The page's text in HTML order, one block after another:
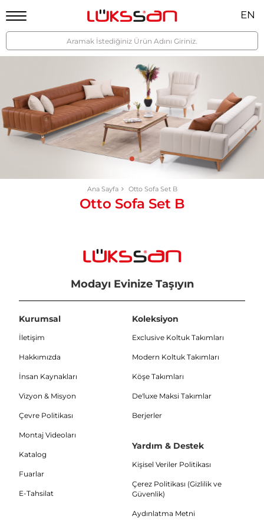
EN
Ana Sayfa Otto Sofa Set B
Otto Sofa Set B
Modayı Evinize Taşıyın
Kurumsal
İletişim
Hakkımızda
İnsan Kaynakları
Vizyon & Misyon
Çevre Politikası
Montaj Videoları
Katalog
Fuarlar
E-Tahsilat
Koleksiyon
Exclusive Koltuk Takımları
Modern Koltuk Takımları
Köşe Takımları
De'luxe Maksi Takımlar
Berjerler
Yardım & Destek
Kişisel Veriler Politikası
Çerez Politikası (Gizlilik ve
Güvenlik)
Aydınlatma Metni